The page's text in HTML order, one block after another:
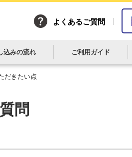
よくあるご質問
込みの流れ ご利用ガイド
だきたい点
問